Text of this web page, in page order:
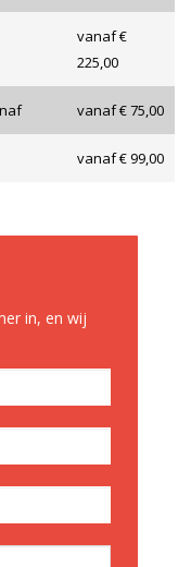
vanaf €
225,00
vanaf € 75,00
vanaf € 99,00
in, en wij